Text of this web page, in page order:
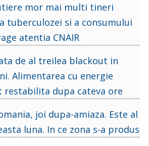
mor mai multi tineri
tuberculozei si a consumului
atentia CNAIR
de al treilea blackout in
Alimentarea cu energie
restabilita dupa cateva ore
joi dupa-amiaza. Este al
luna. In ce zona s-a produs